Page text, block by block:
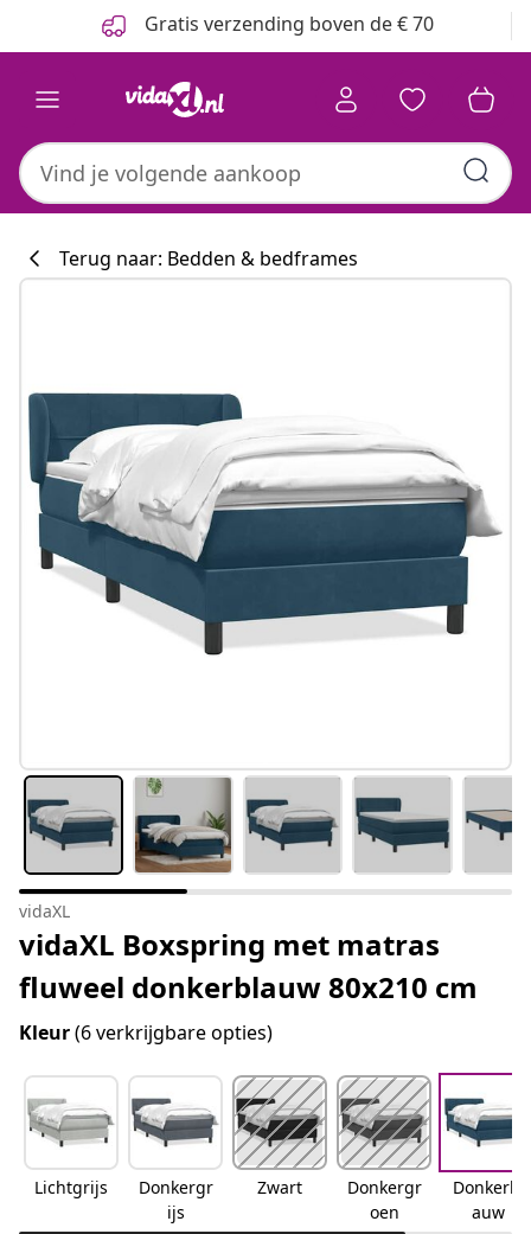
Gratis verzending boven de € 70
Terug naar: Bedden & bedframes
vidaXL
vidaXL Boxspring met matras
fluweel donkerblauw 80x210 cm
Kleur(6 verkrijgbare opties)
Lichtgrijs
Donkergr
ijs
Zwart
Donkergr
oen
Donkerbl
auw